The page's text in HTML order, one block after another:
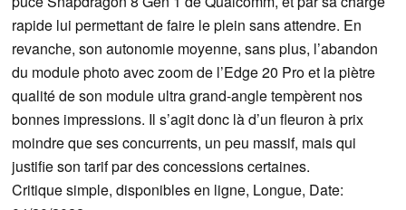
rapide lui permettant de faire le plein sans attendre. En
revanche, son autonomie moyenne, sans plus, l’abandon
du module photo avec zoom de l’Edge 20 Pro et la piètre
qualité de son module ultra grand-angle tempèrent nos
bonnes impressions. Il s’agit donc là d’un fleuron à prix
moindre que ses concurrents, un peu massif, mais qui
justifie son tarif par des concessions certaines.
Critique simple, disponibles en ligne, Longue, Date: